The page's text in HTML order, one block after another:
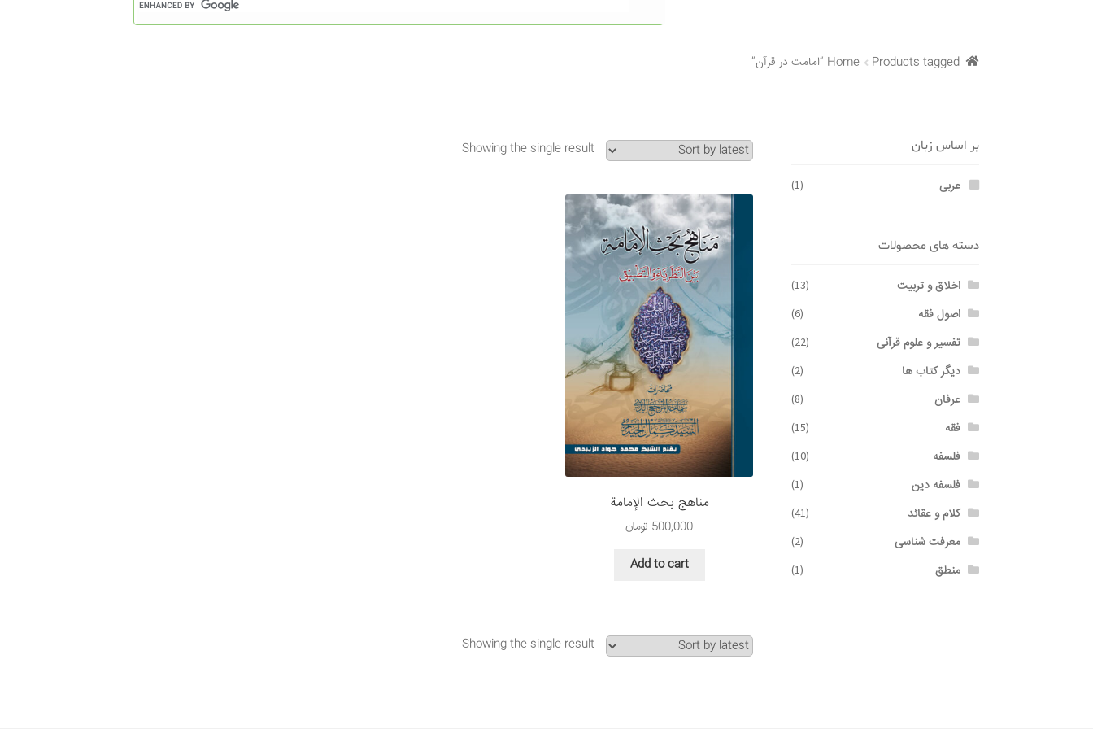
Home Products tagged “امامت در قرآن”
Showing the single result
مناهج بحث الإمامة
500,000 تومان
Add to cart
Showing the single result
بر اساس زبان
عربی (1)
دسته های محصولات
اخلاق و تربیت (13)
اصول فقه (6)
تفسیر و علوم قرآنی (22)
دیگر کتاب ها (2)
عرفان (8)
فقه (15)
فلسفه (10)
فلسفه دین (1)
کلام و عقائد (41)
معرفت شناسی (2)
منطق (1)